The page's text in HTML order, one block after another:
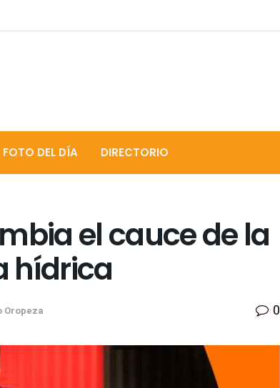
FOTO DEL DÍA DIRECTORIO
el cauce de la
hídrica
Oropeza 0